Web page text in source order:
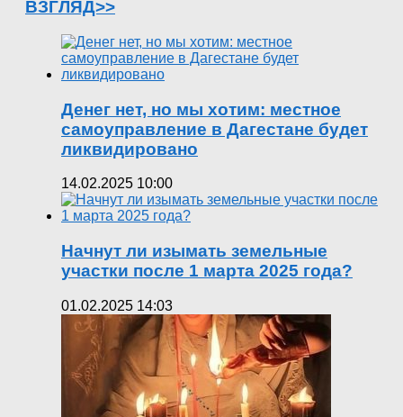
ВЗГЛЯД>>
Денег нет, но мы хотим: местное
самоуправление в Дагестане будет
ликвидировано
14.02.2025 10:00
Начнут ли изымать земельные
участки после 1 марта 2025 года?
01.02.2025 14:03